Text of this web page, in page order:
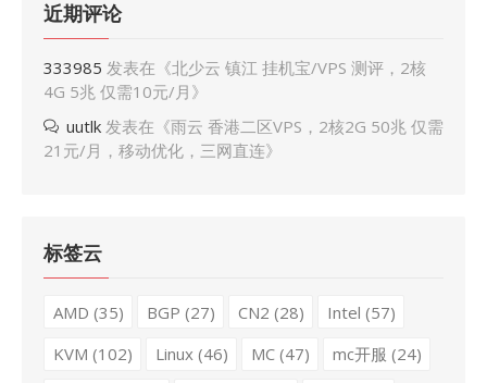
近期评论
333985 发表在《北少云 镇江 挂机宝/VPS 测评，2核
4G 5兆 仅需10元/月 》
uutlk 发表在《雨云 香港二区VPS，2核2G 50兆 仅需
21元/月，移动优化，三网直连》
标签云
AMD (35) BGP (27) CN2 (28) Intel (57)
KVM (102) Linux(46) MC(47) mc开服 (24)